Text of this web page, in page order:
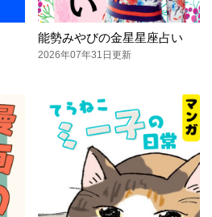
能勢みやびの金星星座占い
2026年07年31日更新